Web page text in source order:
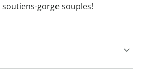
gorge souples!